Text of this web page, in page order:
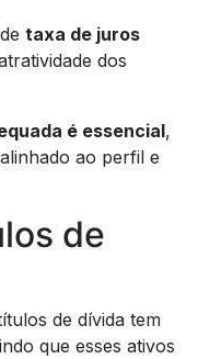
taxa de juros
dos
é essencial,
ao perfil e
de
de dívida tem
que esses ativos